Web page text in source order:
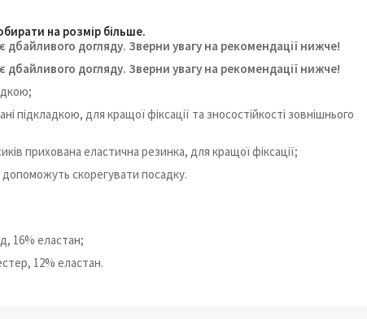
на розмір більше.
дбайливого догляду. Зверни увагу на рекомендації нижче!
дбайливого догляду. Зверни увагу на рекомендації нижче!
підкладкою, для кращої фіксації та зносостійкості зовнішнього
прихована еластична резинка, для кращої фіксації;
допоможуть скорегувати посадку.
16% еластан;
12% еластан.